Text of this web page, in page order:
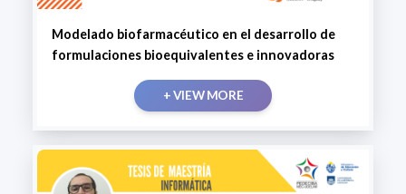
Modelado biofarmacéutico en el desarrollo de
formulaciones bioequivalentes e innovadoras
+ VIEW MORE